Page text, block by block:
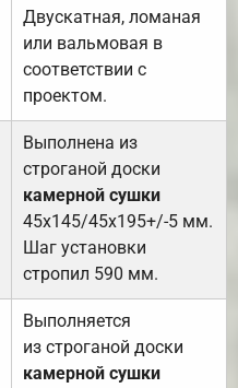
Двускатная, ломаная
или вальмовая в
соответствии с
проектом.
Выполнена из
строганой доски
камерной сушки
45х145/45х195+/-5 мм.
Шаг установки
стропил 590 мм.
Выполняется
из строганой доски
камерной сушки